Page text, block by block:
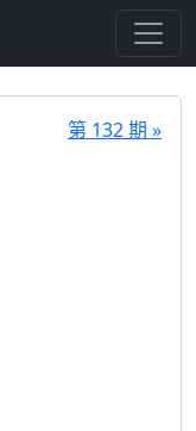
第 132 期 »